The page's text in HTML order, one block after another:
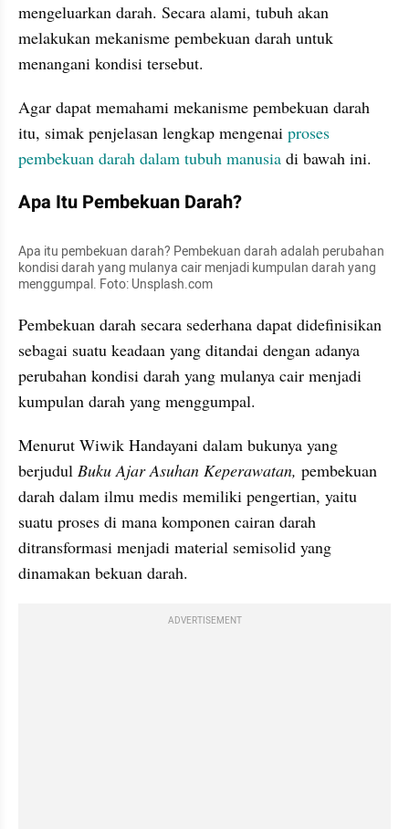
mengeluarkan darah. Secara alami, tubuh akan
melakukan mekanisme pembekuan darah untuk
menangani kondisi tersebut.
Agar dapat memahami mekanisme pembekuan darah
itu, simak penjelasan lengkap mengenai proses
pembekuan darah dalam tubuh manusia di bawah ini.
Apa Itu Pembekuan Darah?
Apa itu pembekuan darah? Pembekuan darah adalah perubahan
kondisi darah yang mulanya cair menjadi kumpulan darah yang
menggumpal. Foto: Unsplash.com
Pembekuan darah secara sederhana dapat didefinisikan
sebagai suatu keadaan yang ditandai dengan adanya
perubahan kondisi darah yang mulanya cair menjadi
kumpulan darah yang menggumpal.
Menurut Wiwik Handayani dalam bukunya yang
berjudul Buku Ajar Asuhan Keperawatan, pembekuan
darah dalam ilmu medis memiliki pengertian, yaitu
suatu proses di mana komponen cairan darah
ditransformasi menjadi material semisolid yang
dinamakan bekuan darah.
ADVERTISEMENT